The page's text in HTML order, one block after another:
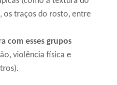
os traços do rosto, entre
com esses grupos
violência física e